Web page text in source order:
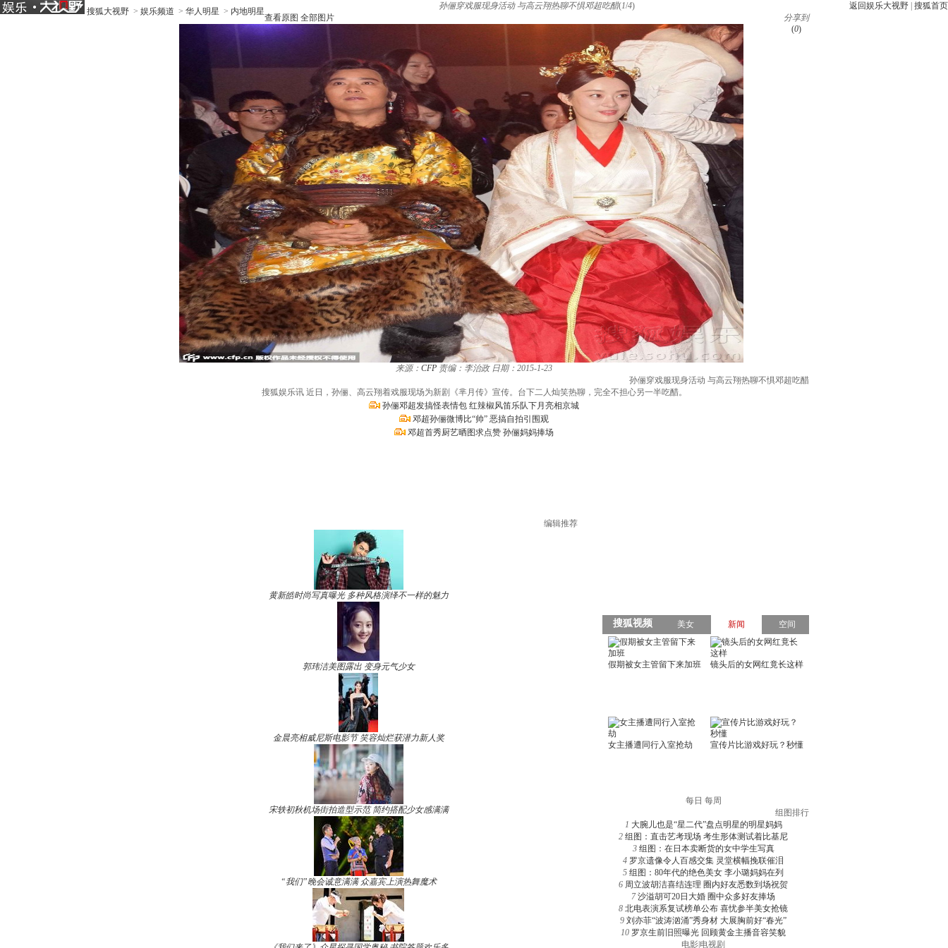
搜狐大视野 > 娱乐频道 > 华人明星 > 内地明星
返回娱乐大视野 搜狐首页
孙俪穿戏服现身活动 与高云翔热聊不惧邓超吃醋(1/4)
查看原图 全部图片
分享到
(0)
来源： CFP 责编：李治政 日期：2015-1-23
孙俪穿戏服现身活动 与高云翔热聊不惧邓超吃醋
搜狐娱乐讯 近日，孙俪、高云翔着戏服现场为新剧《芈月传》宣传。台下二人灿笑热聊，完全不担心另一半吃醋。
孙俪邓超发搞怪表情包 红辣椒风笛乐队下月亮相京城
邓超孙俪微博比“帅” 恶搞自拍引围观
邓超首秀厨艺晒图求点赞 孙俪妈妈捧场
编辑推荐
黄新皓时尚写真曝光 多种风格演绎不一样的魅力
郭玮洁美图露出 变身元气少女
金晨亮相威尼斯电影节 笑容灿烂获潜力新人奖
宋轶初秋机场街拍造型示范 简约搭配少女感满满
“我们”晚会诚意满满 众嘉宾上演热舞魔术
每日 每周
组图排行
1 大腕儿也是“星二代”盘点明星的明星妈妈
2 组图：直击艺考现场 考生形体测试着比基尼
3 组图：在日本卖断货的女中学生写真
4 罗京遗像令人百感交集 灵堂横幅挽联催泪
5 组图：80年代的绝色美女 李小璐妈妈在列
6 周立波胡洁喜结连理 圈内好友悉数到场祝贺
7 沙溢胡可20日大婚 圈中众多好友捧场
8 北电表演系复试榜单公布 喜忧参半美女抢镜
9 刘亦菲“波涛汹涌”秀身材 大展胸前好“春光”
10 罗京生前旧照曝光 回顾黄金主播音容笑貌
电影 电视剧